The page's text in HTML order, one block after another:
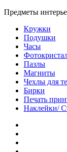
Предметы
Кружки
Подушки
Часы
Пазлы
Магниты
Чехлы для
Бирки
Печать
Наклейки/